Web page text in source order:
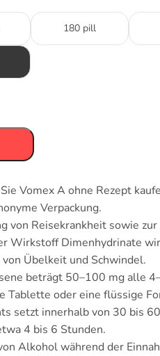
180 pill
Vomex A ohne Rezept
Verpackung.
von Reisekrankheit sowie
Wirkstoff Dimenhydrinate
Übelkeit und Schwindel.
beträgt 50–100 mg alle
Tablette oder eine flüssige
setzt innerhalb von 30 bis
4 bis 6 Stunden.
Alkohol während der